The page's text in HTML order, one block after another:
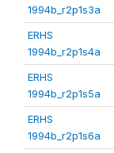
1994b_r2p1s3a
ERHS
1994b_r2p1s4a
ERHS
1994b_r2p1s5a
ERHS
1994b_r2p1s6a